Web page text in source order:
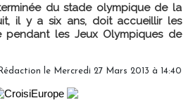
du stade olympique de la
il y a six ans, doit accueillir les
pendant les Jeux Olympiques de
le Mercredi 27 Mars 2013 à 14:40